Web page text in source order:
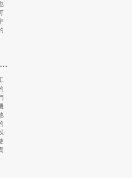
不銹鋼地球儀雕塑展現地球之美